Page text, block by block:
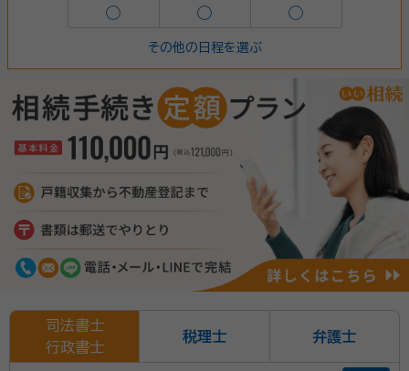
◯ ◯ ◯
その他の日程を選ぶ
司法書士
行政書士
税理士 弁護士